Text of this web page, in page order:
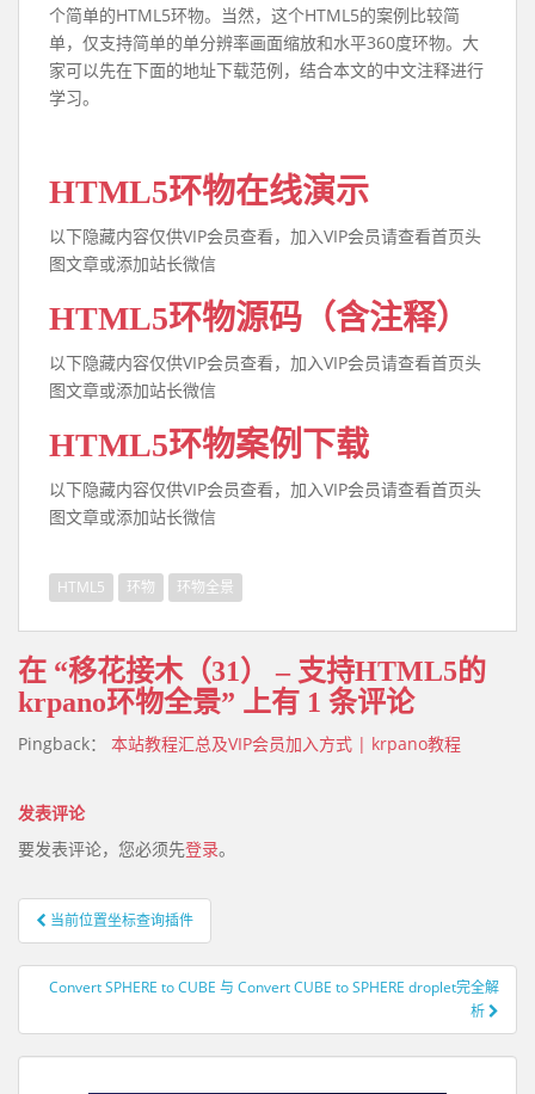
个简单的HTML5环物。当然，这个HTML5的案例比较简
单，仅支持简单的单分辨率画面缩放和水平360度环物。大
家可以先在下面的地址下载范例，结合本文的中文注释进行
学习。
HTML5环物在线演示
以下隐藏内容仅供VIP会员查看，加入VIP会员请查看首页头
图文章或添加站长微信
HTML5环物源码（含注释）
以下隐藏内容仅供VIP会员查看，加入VIP会员请查看首页头
图文章或添加站长微信
HTML5环物案例下载
以下隐藏内容仅供VIP会员查看，加入VIP会员请查看首页头
图文章或添加站长微信
HTML5 环物 环物全景
在 “移花接木（31） – 支持HTML5的
krpano环物全景” 上有 1 条评论
Pingback： 本站教程汇总及VIP会员加入方式 | krpano教程
发表评论
要发表评论，您必须先登录。
文章导航
当前位置坐标查询插件
Convert SPHERE to CUBE 与 Convert CUBE to SPHERE droplet完全解
析